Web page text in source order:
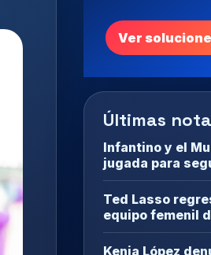
Ver
Últimas
Infantino y el
jugada para
Ted Lasso
equipo femenil
Kenia López